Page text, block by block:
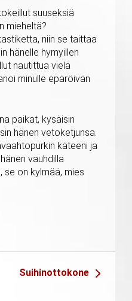
suuseksiä
mieheltä?
niin se taittaa
hänelle hymyillen
nautittua vielä
minulle epäröivän
paikat, kysäisin
hänen vetoketjunsa.
käteeni ja
vauhdilla
se on kylmää, mies
Suihinottokone